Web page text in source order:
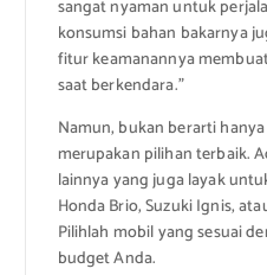
sangat nyaman untuk
konsumsi bahan bakarnya
fitur keamanannya
saat berkendara.”
Namun, bukan berarti
merupakan pilihan terbaik.
lainnya yang juga layak
Honda Brio, Suzuki Ignis,
Pilihlah mobil yang sesuai
budget Anda.